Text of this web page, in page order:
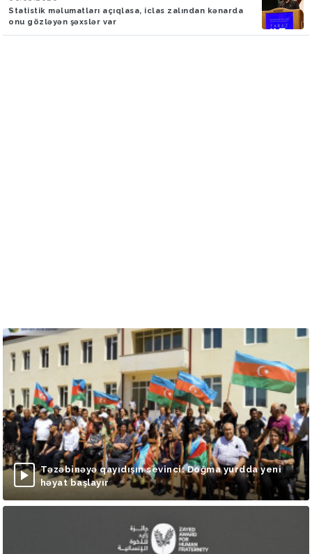
Statistik məlumatları açıqlasa, iclas zalından kənarda
onu gözləyən şəxslər var
Təzəbinəyə qayıdışın sevinci: Doğma yurdda yeni
həyat başlayır